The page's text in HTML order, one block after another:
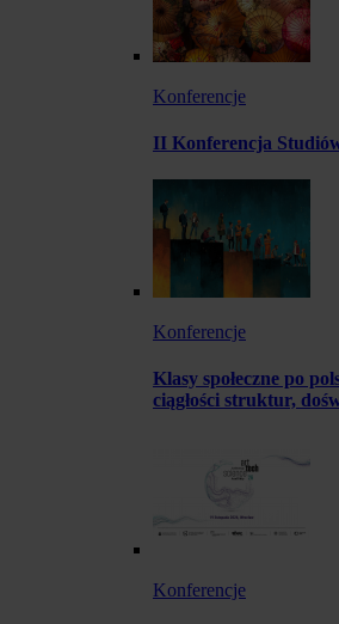
Konferencje
II Konferencja
Konferencje
Klasy społeczne po
ciągłości struktur,
Konferencje